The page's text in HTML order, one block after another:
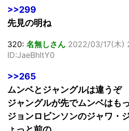
>>299
先見の明ね
320: 名無しさん 2022/03/17(木)
ID:JaeBhltY0
>>265
ムンベとジャングルは違うぞ
ジャングルが先でムンベはも
ジョンロビンソンのジャワ・